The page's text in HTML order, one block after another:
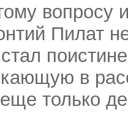
вопросу
Пилат
в
только